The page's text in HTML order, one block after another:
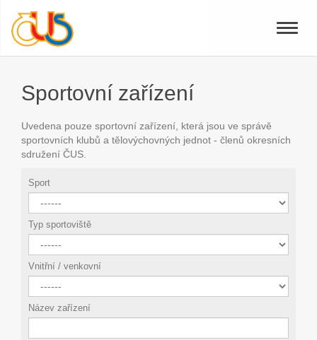
Toggle
Sportovní zařízení
Uvedena pouze sportovní zařízení, která jsou ve správě
sportovních klubů a tělovýchovných jednot - členů okresních
sdružení ČUS.
Sport
Typ sportoviště
Vnitřní / venkovní
Název zařízení